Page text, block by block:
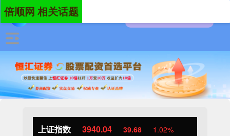
上证指数 3940.04 39.68 1.02%
倍顺网 相关话题